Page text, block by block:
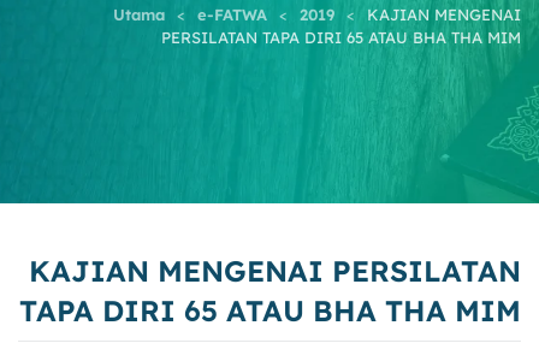
Utama e-FATWA 2019
KAJIAN MENGENAI
PERSILATAN TAPA DIRI 65 ATAU BHA THA MIM
KAJIAN MENGENAI PERSILATAN
TAPA DIRI 65 ATAU BHA THA MIM